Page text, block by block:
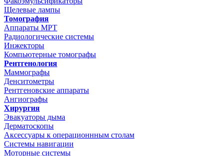
Щелевые лампы
Томография
Аппараты МРТ
Радиологические системы
Инжекторы
Компьютерные томографы
Рентгенология
Маммографы
Денситометры
Рентгеновские аппараты
Ангиографы
Хирургия
Эвакуаторы дыма
Дерматоскопы
Аксессуары к операционнным столам
Системы навигации
Моторные системы